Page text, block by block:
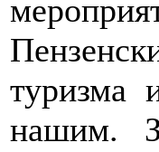
туризма
нашим.